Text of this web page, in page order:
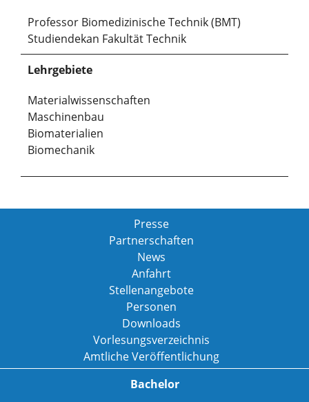
Professor Biomedizinische Technik (BMT)
Studiendekan Fakultät Technik
Lehrgebiete
Materialwissenschaften
Maschinenbau
Biomaterialien
Biomechanik
Presse
Partnerschaften
News
Anfahrt
Stellenangebote
Personen
Downloads
Vorlesungsverzeichnis
Amtliche Veröffentlichung
Bachelor